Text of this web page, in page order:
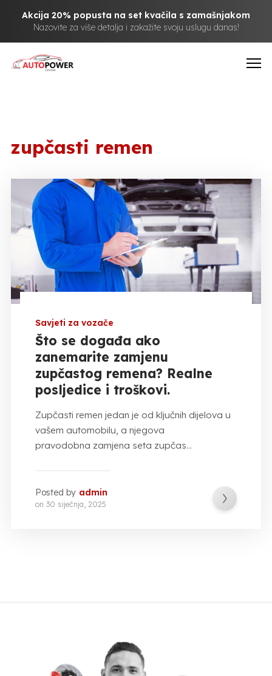
Akcija 20% popusta na set kvačila s zamašnjakom
Nazovite za više detalja i zakažite svoju uslugu danas!
zupčasti remen
Savjeti za vozače
Što se događa ako
zanemarite zamjenu
zupčastog remena? Realne
posljedice i troškovi.
Zupčasti remen jedan je od ključnih dijelova u
vašem automobilu, a njegova
pravodobna zamjena seta zupčas...
Posted by admin
on 30 siječnja, 2025